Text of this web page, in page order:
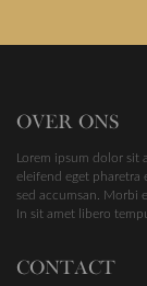
OVER ONS
Lorem ipsum dolor sit
eleifend eget pharetra
sed accumsan. Morbi
In sit amet libero
CONTACT